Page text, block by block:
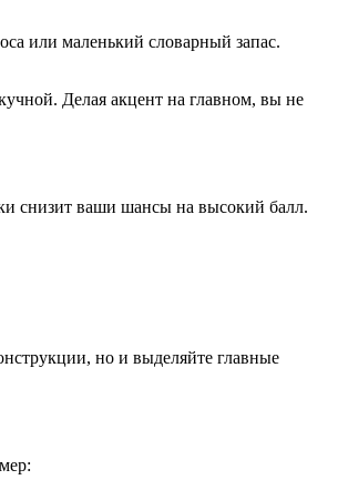
или маленький словарный запас.
Делая акцент на главном, вы не
снизит ваши шансы на высокий балл.
но и выделяйте главные